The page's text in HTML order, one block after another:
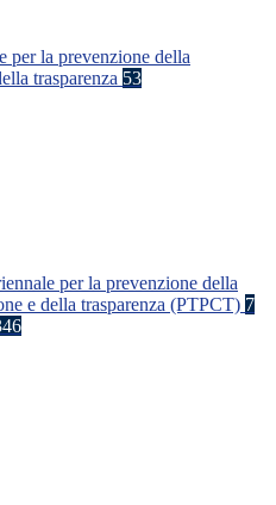
per la prevenzione della
trasparenza 53
per la prevenzione della
e della trasparenza (PTPCT) 7